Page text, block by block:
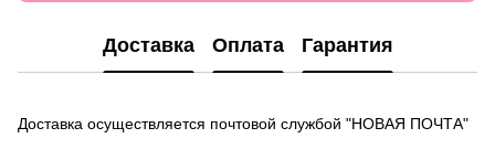
Доставка Оплата Гарантия
Доставка осуществляется почтовой службой "НОВАЯ ПОЧТА"